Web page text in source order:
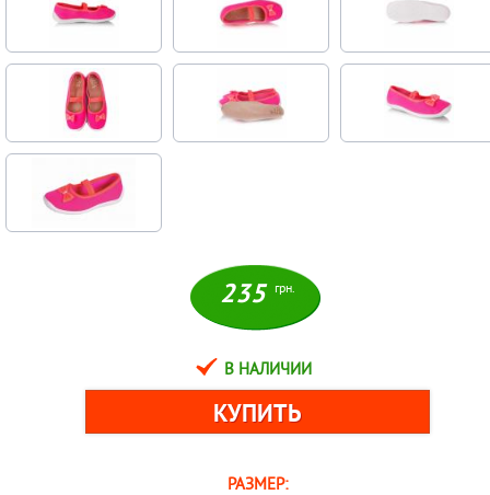
235 грн.
В НАЛИЧИИ
РАЗМЕР: